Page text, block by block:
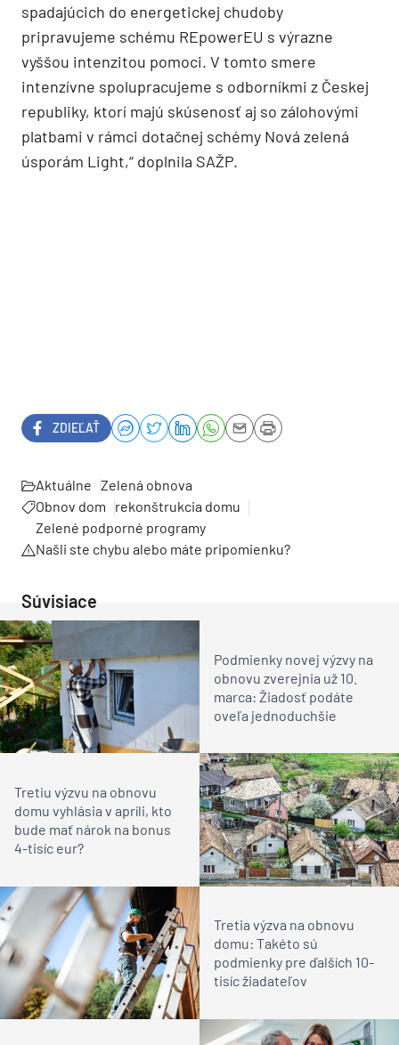
spadajúcich do energetickej chudoby
pripravujeme schému REpowerEU s výrazne
vyššou intenzitou pomoci. V tomto smere
intenzívne spolupracujeme s odborníkmi z Českej
republiky, ktorí majú skúsenosť aj so zálohovými
platbami v rámci dotačnej schémy Nová zelená
úsporám Light,“ doplnila SAŽP.
ZDIEĽAŤ
Aktuálne Zelená obnova
Obnov dom
rekonštrukcia domu
Zelené podporné programy
Našli ste chybu alebo máte pripomienku?
Súvisiace
Podmienky novej výzvy na
obnovu zverejnia už 10.
marca: Žiadosť podáte
oveľa jednoduchšie
Tretiu výzvu na obnovu
domu vyhlásia v apríli, kto
bude mať nárok na bonus
4-tisíc eur?
Tretia výzva na obnovu
domu: Takéto sú
podmienky pre ďalších 10-
tisíc žiadateľov